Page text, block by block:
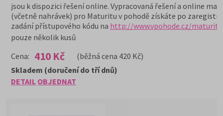
jsou k dispozici řešení online. Vypracovaná řešení a online
(včetně nahrávek) pro Maturitu v pohodě získáte po
zadání přístupového kódu na http://www.vpohode.cz/
pouze několik kusů
Cena: 410 Kč (běžná cena 420 Kč)
DETAIL OBJEDNAT
Skladem (doručení do tří dnů)